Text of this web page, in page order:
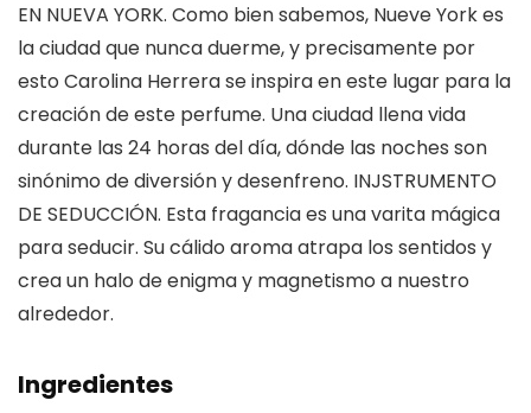
EN NUEVA YORK. Como bien sabemos, Nueve York es
la ciudad que nunca duerme, y precisamente por
esto Carolina Herrera se inspira en este lugar para la
creación de este perfume. Una ciudad llena vida
durante las 24 horas del día, dónde las noches son
sinónimo de diversión y desenfreno. INJSTRUMENTO
DE SEDUCCIÓN. Esta fragancia es una varita mágica
para seducir. Su cálido aroma atrapa los sentidos y
crea un halo de enigma y magnetismo a nuestro
alrededor.
Ingredientes